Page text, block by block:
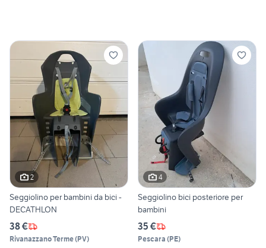
2
Seggiolino per bambini da bici -
DECATHLON
38 €
Rivanazzano Terme(PV)
4
Seggiolino bici posteriore per
bambini
35 €
Pescara (PE)